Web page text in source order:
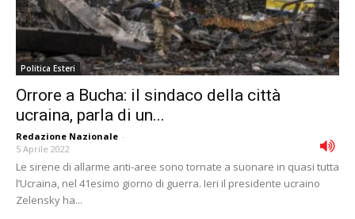
Politica Esteri
Orrore a Bucha: il sindaco della città
ucraina, parla di un...
Redazione Nazionale -
5 Aprile 2022
Le sirene di allarme anti-aree sono tornate a suonare in quasi tutta
l’Ucraina, nel 41esimo giorno di guerra. Ieri il presidente ucraino
Zelensky ha...